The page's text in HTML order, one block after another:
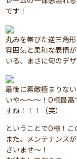
です！
丸みを帯びた逆三角
雰囲気と柔和な表情
いる、まさに旬のデ
最後に素敵極まりな
いや～～～！O様最
すね！！！（笑）
ということでO様！
また、メンテナンス
さいませ～！